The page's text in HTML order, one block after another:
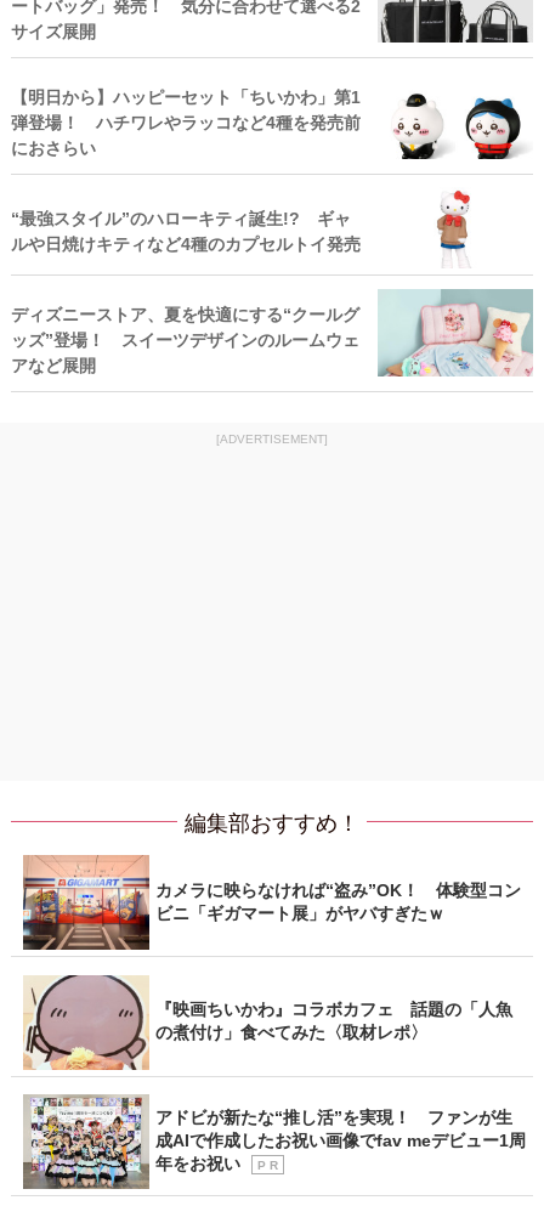
ートバッグ」発売！ 気分に合わせて選べる2
サイズ展開
【明日から】ハッピーセット「ちいかわ」第1
弾登場！ ハチワレやラッコなど4種を発売前
におさらい
“最強スタイル”のハローキティ誕生!? ギャ
ルや日焼けキティなど4種のカプセルトイ発売
ディズニーストア、夏を快適にする“クールグ
ッズ”登場！ スイーツデザインのルームウェ
アなど展開
[ADVERTISEMENT]
編集部おすすめ！
カメラに映らなければ“盗み”OK！ 体験型コン
ビニ「ギガマート展」がヤバすぎたｗ
『映画ちいかわ』コラボカフェ 話題の「人魚
の煮付け」食べてみた〈取材レポ〉
アドビが新たな“推し活”を実現！ ファンが生
成AIで作成したお祝い画像でfav meデビュー1周
年をお祝い
P R